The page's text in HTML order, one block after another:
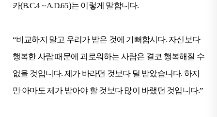
카(B.C.4 ~ A.D.65)는 이렇게 말합니다.
“비교하지 말고 우리가 받은 것에 기뻐합시다. 자신보다
행복한 사람 때문에 괴로워하는 사람은 결코 행복해질 수
없을 것입니다. 제가 바라던 것보다 덜 받았습니다. 하지
만 아마도 제가 받아야 할 것보다 많이 바랬던 것입니다.”